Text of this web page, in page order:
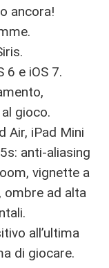
ancora!
6 e iOS 7.
gioco.
Air, iPad Mini
anti-aliasing
vignette a
ombre ad alta
all’ultima
di giocare.